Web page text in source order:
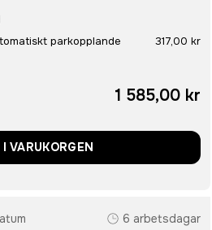
parkopplande
317,00 kr
1 585,00 kr
VARUKORGEN
6 arbetsdagar